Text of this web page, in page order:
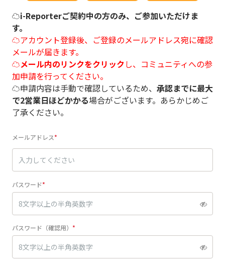
☁i-Reporterご契約中の方のみ、ご参加いただけま
す。
☁アカウント登録後、ご登録のメールアドレス宛に確認
メールが届きます。
☁メール内のリンクをクリックし、コミュニティへの参
加申請を行ってください。
☁申請内容は手動で確認しているため、 承認までに最大
で2営業日ほどかかる場合がございます。あらかじめご
了承ください。
メールアドレス
パスワード
パスワード（確認用）